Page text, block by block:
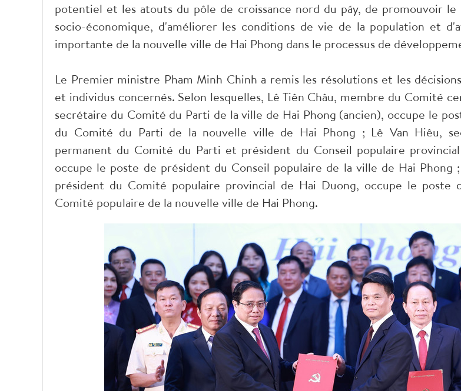
potentiel et les atouts du pôle de croissance nord du páy, de promouvoir le
socio-économique, d'améliorer les conditions de vie de la population et
importante de la nouvelle ville de Hai Phong dans le processus de
Le Premier ministre Pham Minh Chinh a remis les résolutions et les
et individus concernés. Selon lesquelles, Lê Tiên Châu, membre du Comité
secrétaire du Comité du Parti de la ville de Hai Phong (ancien), occupe le
du Comité du Parti de la nouvelle ville de Hai Phong ; Lê Van Hiêu,
permanent du Comité du Parti et président du Conseil populaire
occupe le poste de président du Conseil populaire de la ville de Hai Phong
président du Comité populaire provincial de Hai Duong, occupe le poste
Comité populaire de la nouvelle ville de Hai Phong.